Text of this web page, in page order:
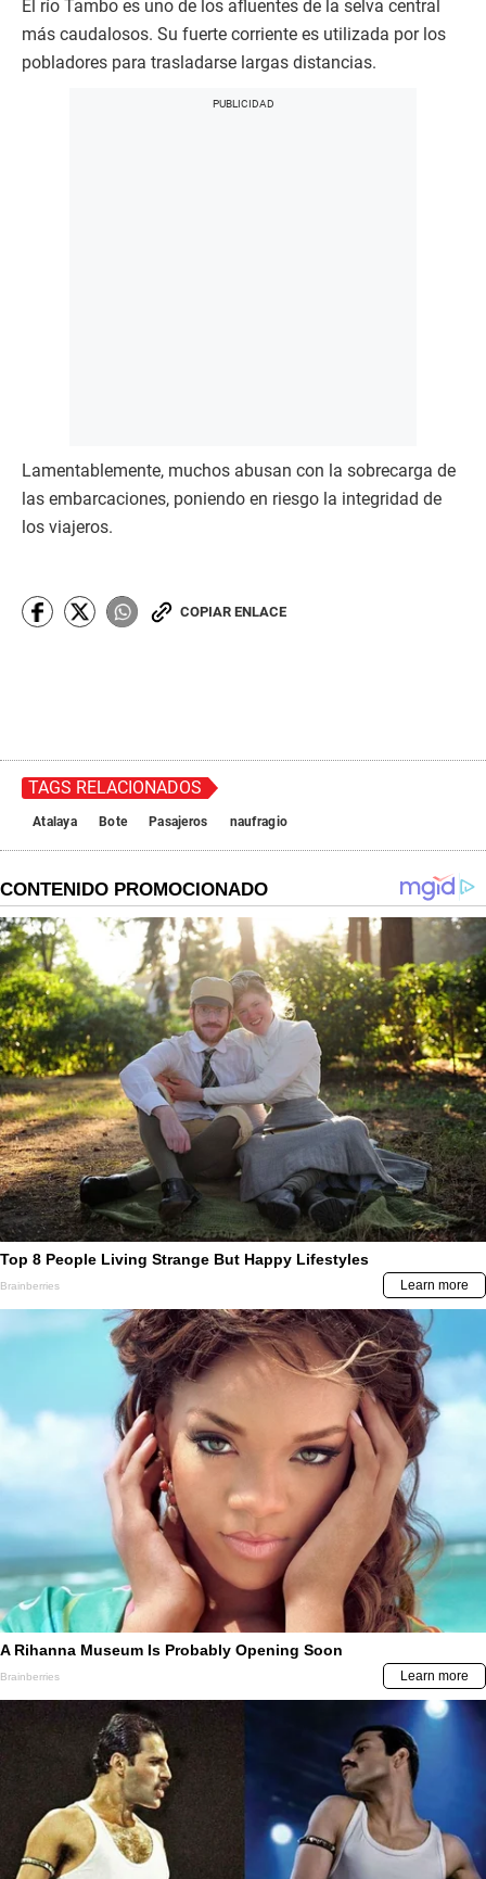
El río Tambo es uno de los afluentes de la selva central
más caudalosos. Su fuerte corriente es utilizada por los
pobladores para trasladarse largas distancias.
Lamentablemente, muchos abusan con la sobrecarga de
las embarcaciones, poniendo en riesgo la integridad de
los viajeros.
COPIAR ENLACE
TAGS RELACIONADOS
Atalaya Bote Pasajeros naufragio